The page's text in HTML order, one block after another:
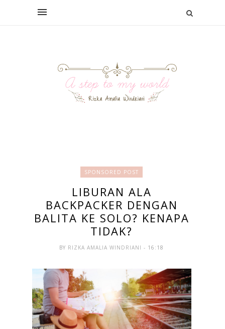
SPONSORED POST
LIBURAN ALA
BACKPACKER DENGAN
BALITA KE SOLO? KENAPA
TIDAK?
BY RIZKA AMALIA WINDRIANI- 16:18